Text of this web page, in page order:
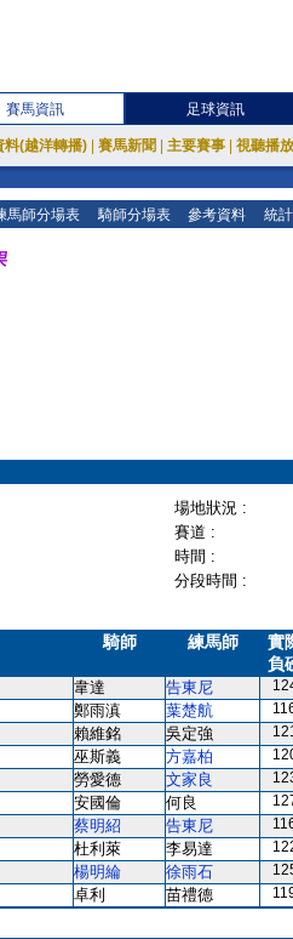
賽馬資訊 足球資訊
料(越洋轉播) 賽馬新聞 主要賽事 視聽播
馬師分場表 騎師分場表 參考資料 統
場地狀況 :
賽道 :
時間 :
分段時間 :
騎師 練馬師
實
負
韋達 告東尼
鄭雨滇 葉楚航
賴維銘 吳定強
巫斯義 方嘉柏
勞愛德 文家良
安國倫 何良
蔡明紹 告東尼
杜利萊 李易達
楊明綸 徐雨石
卓利 苗禮德